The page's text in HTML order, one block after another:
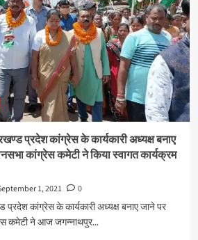
प्रदेश कांग्रेस के कार्यकारी अध्यक्ष बनाए
कांग्रेस कमेटी ने किया स्वागत कार्यक्रम
1, 2021
0
प्रदेश कांग्रेस के कार्यकारी अध्यक्ष बनाए जाने पर
कमेटी ने आज जगन्नाथपुर...